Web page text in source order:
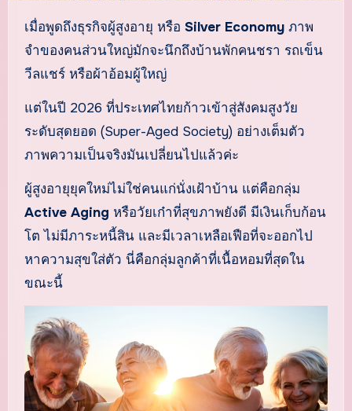
เมื่อพูดถึงธุรกิจผู้สูงอายุ หรือ Silver Economyภาพ
จำของคนส่วนใหญ่มักจะนึกถึงบ้านพักคนชรา รถเข็น
วีลแชร์ หรือผ้าอ้อมผู้ใหญ่
แต่ในปี 2026 ที่ประเทศไทยก้าวเข้าสู่สังคมสูงวัย
ระดับสุดยอด (Super-Aged Society) อย่างเต็มตัว
ภาพความเป็นจริงมันเปลี่ยนไปแล้วค่ะ
ผู้สูงอายุยุคใหม่ไม่ใช่คนแก่นั่งเฝ้าบ้าน แต่คือกลุ่ม
Active Aging หรือวัยเก๋าที่สุขภาพยังดี มีเงินเก็บก้อน
โต ไม่มีภาระหนี้สิน และมีเวลาเหลือเฟือที่จะออกไป
หาความสุขใส่ตัว นี่คือกลุ่มลูกค้าที่เนื้อหอมที่สุดใน
ขณะนี้